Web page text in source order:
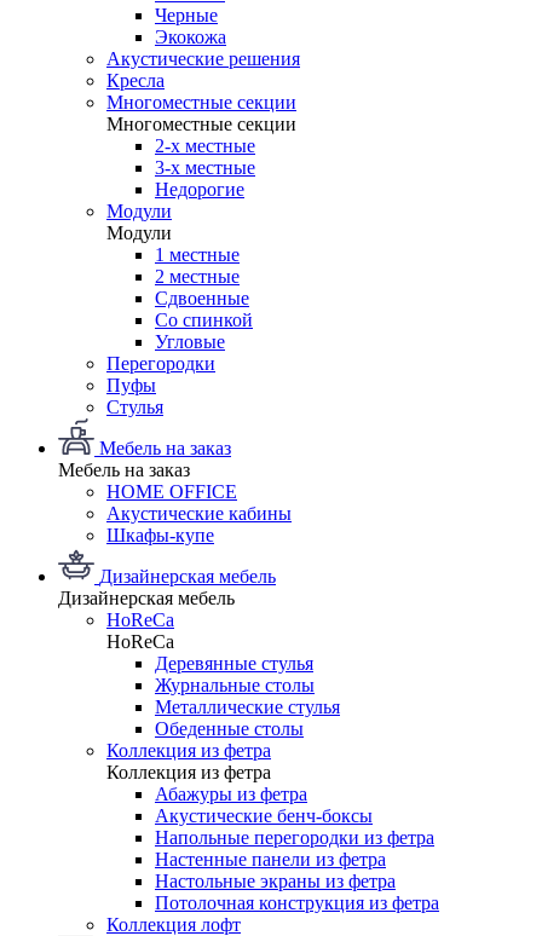
Черные
Экокожа
Акустические решения
Кресла
Многоместные секции
Многоместные секции
2-х местные
3-х местные
Недорогие
Модули
Модули
1 местные
2 местные
Сдвоенные
Со спинкой
Угловые
Перегородки
Пуфы
Стулья
Мебель на заказ
Мебель на заказ
HOME OFFICE
Акустические кабины
Шкафы-купе
Дизайнерская мебель
Дизайнерская мебель
HoReCa
HoReCa
Деревянные стулья
Журнальные столы
Металлические стулья
Обеденные столы
Коллекция из фетра
Коллекция из фетра
Абажуры из фетра
Акустические бенч-боксы
Напольные перегородки из фетра
Настенные панели из фетра
Настольные экраны из фетра
Потолочная конструкция из фетра
Коллекция лофт